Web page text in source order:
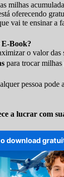
milhas
oferecendo
vai te ensinar a
E-Book?
o valor das
para trocar
pessoa pode
a lucrar com
download